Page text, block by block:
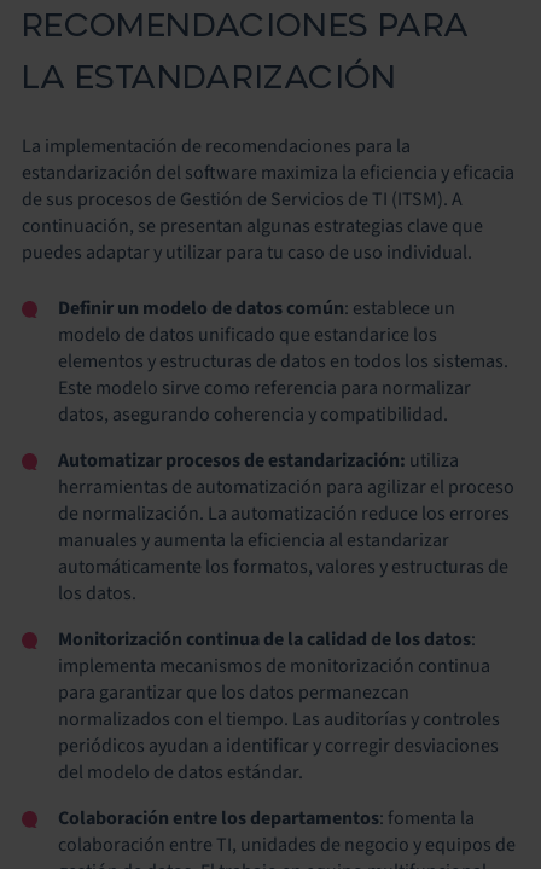
RECOMENDACIONES PARA
LA ESTANDARIZACIÓN
La implementación de recomendaciones para la
estandarización del software maximiza la eficiencia y eficacia
de sus procesos de Gestión de Servicios de TI (ITSM). A
continuación, se presentan algunas estrategias clave que
puedes adaptar y utilizar para tu caso de uso individual.
Definir un modelo de datos común: establece un
modelo de datos unificado que estandarice los
elementos y estructuras de datos en todos los sistemas.
Este modelo sirve como referencia para normalizar
datos, asegurando coherencia y compatibilidad.
Automatizar procesos de estandarización: utiliza
herramientas de automatización para agilizar el proceso
de normalización. La automatización reduce los errores
manuales y aumenta la eficiencia al estandarizar
automáticamente los formatos, valores y estructuras de
los datos.
Monitorización continua de la calidad de los datos:
implementa mecanismos de monitorización continua
para garantizar que los datos permanezcan
normalizados con el tiempo. Las auditorías y controles
periódicos ayudan a identificar y corregir desviaciones
del modelo de datos estándar.
Colaboración entre los departamentos: fomenta la
colaboración entre TI, unidades de negocio y equipos de